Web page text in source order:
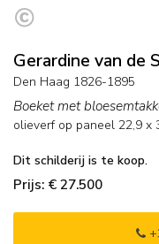
Gerardine van de
Den Haag 1826-1895
Boeket met
olieverf op paneel 22,9 x
Dit schilderij is te koop.
Prijs: € 27.500